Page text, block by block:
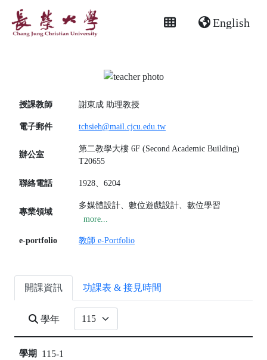
English
授課教師 謝東成 助理教授
電子郵件 tchsieh@mail.cjcu.edu.tw
辦公室
第二教學大樓 6F (Second Academic Building)
T20655
聯絡電話 1928、6204
專業領域
多媒體設計、數位遊戲設計、數位學習
more...
e-portfolio 教師 e-Portfolio
開課資訊 功課表 & 接見時間
學年
115-1